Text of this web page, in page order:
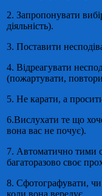
2. Запропонувати
діяльність).
3. Поставити
4. Відреагувати
(пожартувати,
5. Не карати, а
6.Вислухати те що
вона вас не почує).
7. Автоматично тими
багаторазово своє
8. Сфотографувати, чи
коли вона вередує.